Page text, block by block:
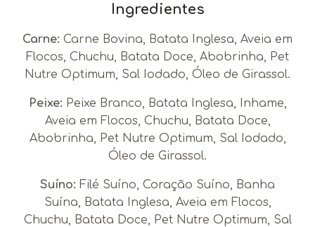
Ingredientes
Carne: Carne Bovina, Batata Inglesa, Aveia em
Flocos, Chuchu, Batata Doce, Abobrinha, Pet
Nutre Optimum, Sal Iodado, Óleo de Girassol.
Peixe: Peixe Branco, Batata Inglesa, Inhame,
Aveia em Flocos, Chuchu, Batata Doce,
Abobrinha, Pet Nutre Optimum, Sal Iodado,
Óleo de Girassol.
Suíno: Filé Suíno, Coração Suíno, Banha
Suína, Batata Inglesa, Aveia em Flocos,
Chuchu, Batata Doce, Pet Nutre Optimum, Sal